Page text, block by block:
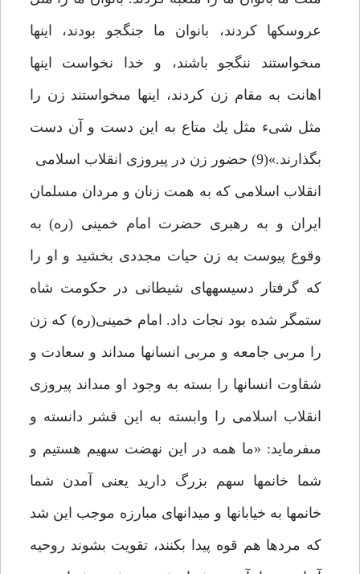
عروسك‏ها كردند، بانوان ما جنگجو بودند، اينها
مى‏خواستند ننگجو باشند، و خدا نخواست اينها
اهانت به مقام زن كردند، اينها مى‏خواستند زن را
مثل شى‏ء مثل يك متاع به اين دست و آن دست
بگذارند.»(9) حضور زن در پيروزى انقلاب اسلامى‏
انقلاب اسلامى كه به همت زنان و مردان مسلمان
ايران و به رهبرى حضرت امام خمينى (ره) به
وقوع پيوست به زن حيات مجددى بخشيد و او را
كه گرفتار دسيسه‏هاى شيطانى در حكومت شاه
ستمگر شده بود نجات داد. امام خمينى(ره) كه زن
را مربى جامعه و مربى انسانها مى‏داند و سعادت و
شقاوت انسانها را بسته به وجود او مى‏داند پيروزى
انقلاب اسلامى را وابسته به اين قشر دانسته و
مى‏فرمايد: «ما همه در اين نهضت سهيم هستيم و
شما خانمها سهم بزرگ داريد يعنى آمدن شما
خانمها به خيابان‏ها و ميدان‏هاى مبارزه موجب اين شد
كه مردها هم قوه پيدا بكنند، تقويت بشوند روحيه